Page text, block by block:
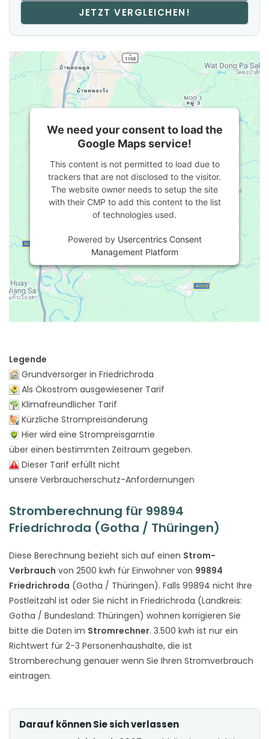
JETZT VERGLEICHEN!
We need your consent to load the
Google Maps service!
This content is not permitted to load due to
trackers that are not disclosed to the visitor.
The website owner needs to setup the site
with their CMP to add this content to the list
of technologies used.
Powered by Usercentrics Consent
Management Platform
Legende
Grundversorger in Friedrichroda
Als Ökostrom ausgewiesener Tarif
Klimafreundlicher Tarif
Kürzliche Strompreisänderung
Hier wird eine Strompreisgarntie
über einen bestimmten Zeitraum gegeben.
Dieser Tarif erfüllt nicht
unsere Verbraucherschutz-Anfordernungen
Stromberechnung für 99894
Friedrichroda (Gotha / Thüringen)
Diese Berechnung bezieht sich auf einen Strom-
Verbrauch von 2500 kwh für Einwohner von 99894
Friedrichroda (Gotha / Thüringen). Falls 99894 nicht Ihre
Postleitzahl ist oder Sie nicht in Friedrichroda (Landkreis:
Gotha / Bundesland: Thüringen) wohnen korrigieren Sie
bitte die Daten im Stromrechner. 3.500 kwh ist nur ein
Richtwert für 2-3 Personenhaushalte, die ist
Stromberechung genauer wenn Sie Ihren Stromverbrauch
eintragen.
Darauf können Sie sich verlassen